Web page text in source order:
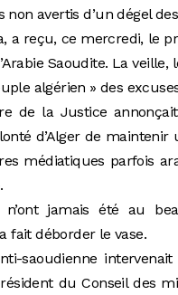
avertis d’un dégel
a reçu, ce mercredi, le
Saoudite. La
algérien » des
de la Justice annonçait
d’Alger de maintenir
médiatiques parfois
jamais été au
fait déborder le vase.
saoudienne
du Conseil des